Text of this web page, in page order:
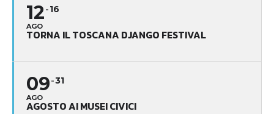
12
AGO
16
TORNA IL TOSCANA DJANGO FESTIVAL
09
AGO
31
AGOSTO AI MUSEI CIVICI